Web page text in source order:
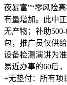
夜暴富”“零风险
有量增加。此中
无产物；补助
包，推广员仅供
设备检测演讲为
易近办事的60后
+无垫付：所有项